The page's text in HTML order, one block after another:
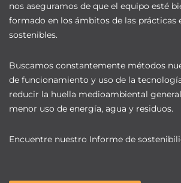
nos aseguramos de que el equipo esté
formado en los ámbitos de las prácticas
sostenibles.
Buscamos constantemente métodos
de funcionamiento y uso de la
reducir la huella medioambiental
menor uso de energía, agua y residuos.
Encuentre nuestro Informe de